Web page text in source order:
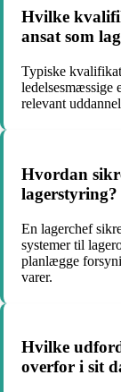
Hvilke
ansat som
Typiske
ledelsesmæssige
relevant
Hvordan
lagerstyring?
En lagerchef
systemer til
planlægge
varer.
Hvilke
overfor i sit